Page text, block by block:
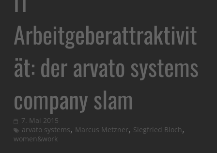
Arbeitgeberattraktivit
ät: der arvato systems
company slam
7. Mai 2015
arvato systems, Marcus Metzner, Siegfried Bloch,
women&work